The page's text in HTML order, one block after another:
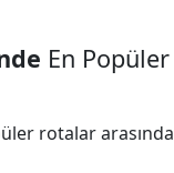
En Popüler
rotalar arasında